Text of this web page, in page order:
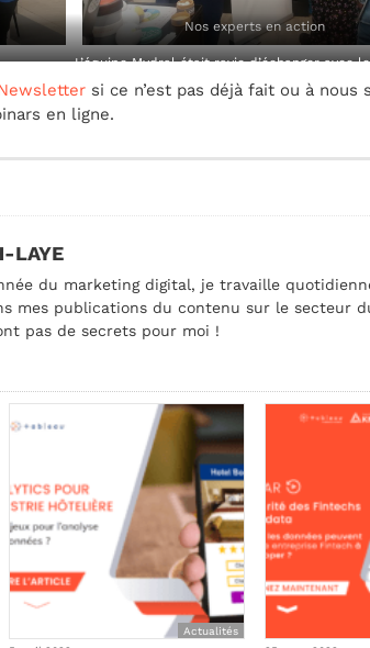
Nos experts en action
L’équipe Mydral était ravie d’échanger avec
si ce n’est pas déjà fait ou à nous
en ligne.
LAYE
du marketing digital, je travaille
mes publications du contenu sur le secteur
pas de secrets pour moi !
Actualités